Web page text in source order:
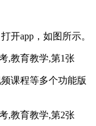
开app，如图所示。
课程等多个功能版